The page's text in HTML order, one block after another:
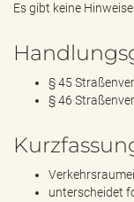
Es gibt keine
§ 45
§ 46
unterscheidet